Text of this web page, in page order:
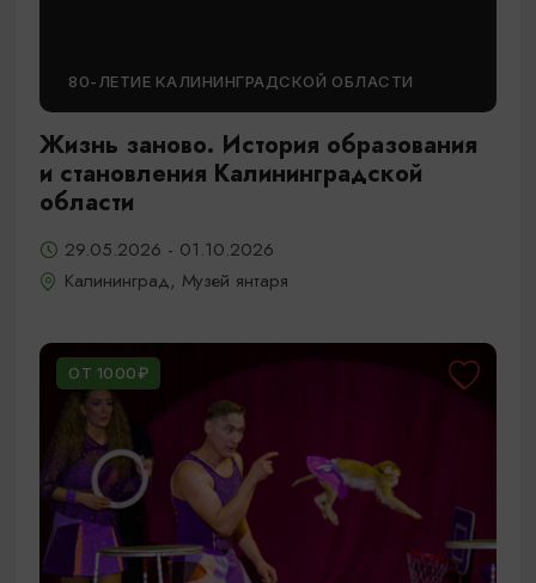
80-ЛЕТИЕ КАЛИНИНГРАДСКОЙ ОБЛАСТИ
Жизнь заново. История образования
и становления Калининградской
области
29.05.2026 - 01.10.2026
Калининград, Музей янтаря
ОТ 1000₽